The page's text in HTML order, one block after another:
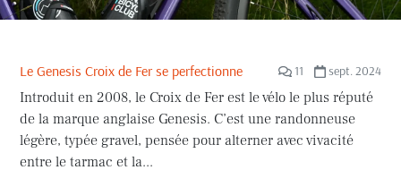
11 sept. 2024
Le Genesis Croix de Fer se perfectionne
Introduit en 2008, le Croix de Fer est le vélo le plus réputé
de la marque anglaise Genesis. C’est une randonneuse
légère, typée gravel, pensée pour alterner avec vivacité
entre le tarmac et la...